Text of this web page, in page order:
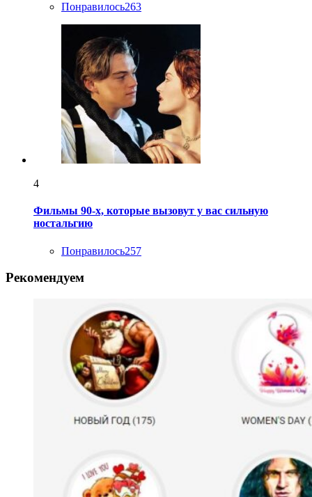
Понравилось263
4
Фильмы 90-х, которые вызовут у вас сильную
ностальгию
Понравилось257
Рекомендуем